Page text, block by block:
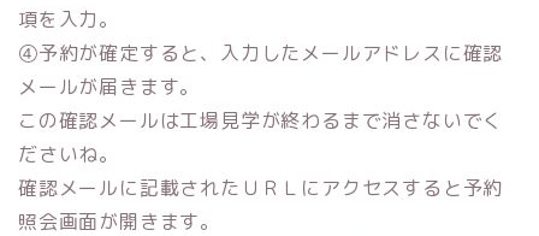
項を入力。
④予約が確定すると、入力したメールアドレスに確認
メールが届きます。
この確認メールは工場見学が終わるまで消さないでく
ださいね。
確認メールに記載されたＵＲＬにアクセスすると予約
照会画面が開きます。